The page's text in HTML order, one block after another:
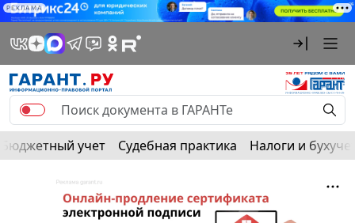
РЕКЛАМА
Бюджетный учет Судебная практика Налоги и